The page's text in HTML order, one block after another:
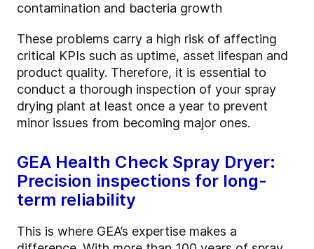
contamination and bacteria growth
These problems carry a high risk of affecting
critical KPIs such as uptime, asset lifespan and
product quality. Therefore, it is essential to
conduct a thorough inspection of your spray
drying plant at least once a year to prevent
minor issues from becoming major ones.
GEA Health Check Spray Dryer:
Precision inspections for long-
term reliability
This is where GEA’s expertise makes a